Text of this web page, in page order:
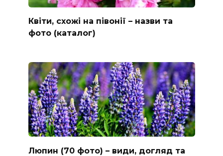
Квіти, схожі на півонії – назви та
фото (каталог)
Люпин (70 фото) – види, догляд та